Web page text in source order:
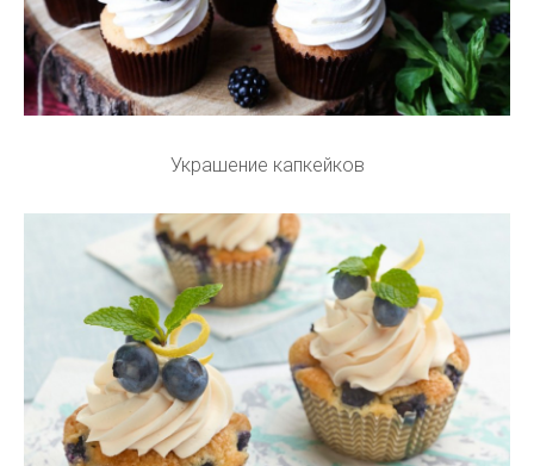
Украшение капкейков